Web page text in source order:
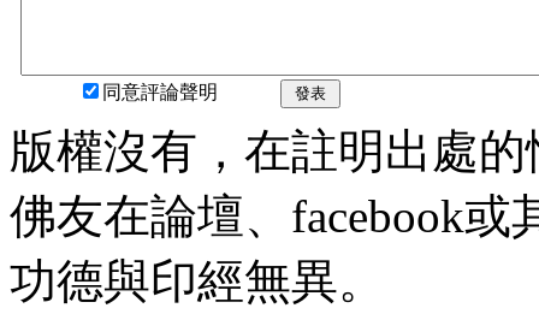
同意評論聲明 發表
版權沒有，在註明出處
佛友在論壇、facebook
功德與印經無異。